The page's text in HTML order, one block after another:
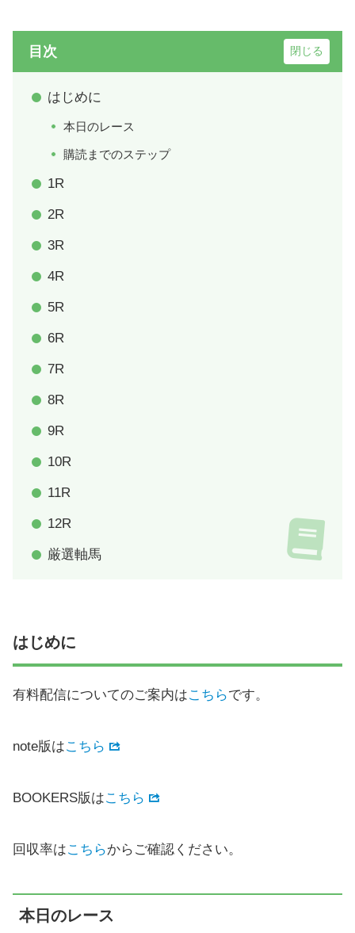
目次
はじめに
本日のレース
購読までのステップ
1R
2R
3R
4R
5R
6R
7R
8R
9R
10R
11R
12R
厳選軸馬
はじめに
有料配信についてのご案内はこちらです。
note版はこちら
BOOKERS版はこちら
回収率はこちらからご確認ください。
本日のレース